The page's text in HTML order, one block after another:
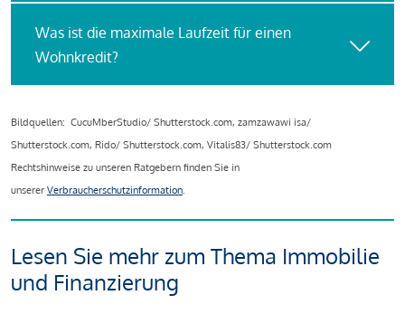
Was ist die maximale Laufzeit für einen
Wohnkredit?
Bildquellen: CucuMberStudio/ Shutterstock.com, zamzawawi isa/
Shutterstock.com, Rido/ Shutterstock.com, Vitalis83/ Shutterstock.com
Rechtshinweise zu unseren Ratgebern finden Sie in
unserer Verbraucherschutzinformation.
Lesen Sie mehr zum Thema Immobilie
und Finanzierung